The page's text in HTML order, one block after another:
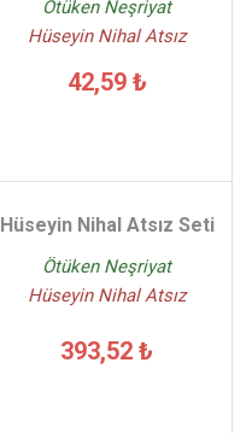
Ötüken Neşriyat
Hüseyin Nihal Atsız
42,59 ₺
Hüseyin Nihal Atsız Seti
Ötüken Neşriyat
Hüseyin Nihal Atsız
393,52 ₺